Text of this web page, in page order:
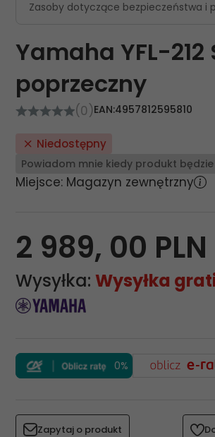
Zasoby dotyczące bezpieczeństwa i
Yamaha YFL-212
poprzeczny
(0)EAN:4957812595810
Niedostępny
Powiadom mnie kiedy produkt
Miejsce: Magazyn zewnętrzny
2 989, 00 PLN
Wysyłka: Wysyłka
0%
Zapytaj o produkt